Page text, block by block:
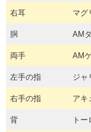
右耳 マグ
胴 AM
両手 AM
左手の指 ジャ
右手の指 アキ
背 ト